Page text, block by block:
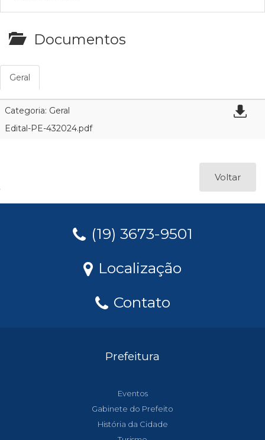
Documentos
Geral
Categoria: Geral
Edital-PE-432024.pdf
Voltar
(19) 3673-9501
Localização
Contato
Prefeitura
Eventos
Gabinete do Prefeito
História da Cidade